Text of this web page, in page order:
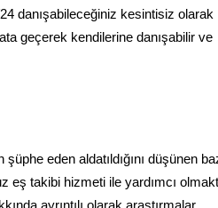
danışabileceğiniz kesintisiz olarak
geçerek kendilerine danışabilir ve
eden aldatıldığını düşünen
eş takibi hizmeti ile yardımcı